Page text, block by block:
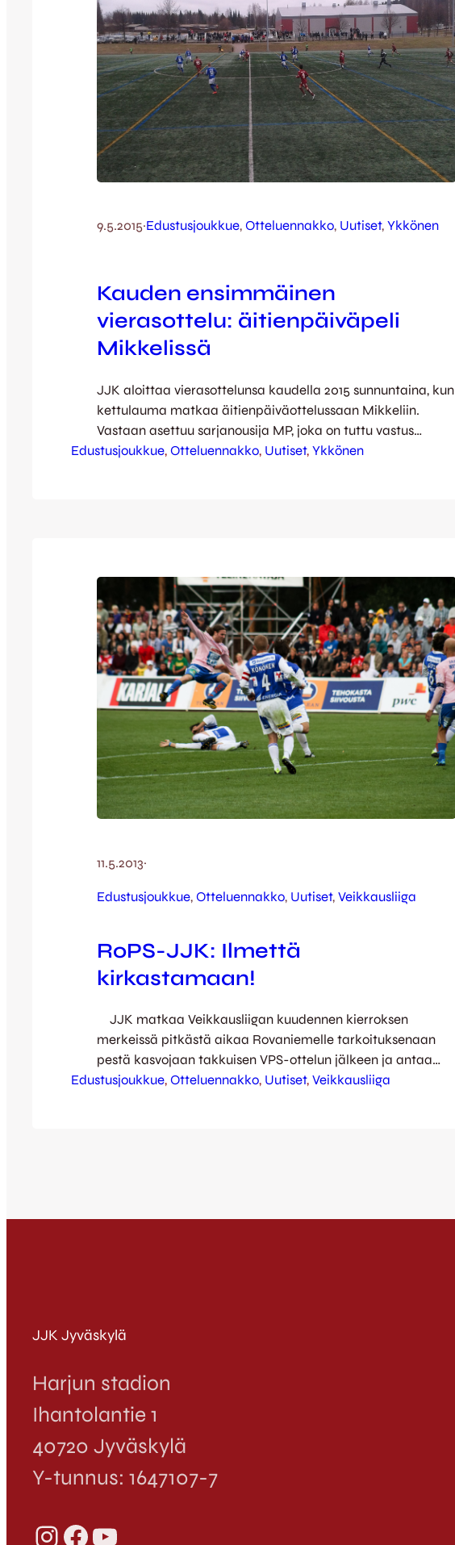
9.5.2015·Edustusjoukkue, Otteluennakko, Uutiset, Ykkönen
Kauden ensimmäinen
vierasottelu: äitienpäiväpeli
Mikkelissä
JJK aloittaa vierasottelunsa kaudella 2015 sunnuntaina, kun
kettulauma matkaa äitienpäiväottelussaan Mikkeliin.
Vastaan asettuu sarjanousija MP, joka on tuttu vastus
sarjakauden alla pelatusta harjoitusottelusta. Tuolloin
Edustusjoukkue, Otteluennakko, Uutiset, Ykkönen
11.5.2013·
Edustusjoukkue, Otteluennakko, Uutiset, Veikkausliiga
RoPS-JJK: Ilmettä
kirkastamaan!
JJK matkaa Veikkausliigan kuudennen kierroksen
merkeissä pitkästä aikaa Rovaniemelle tarkoituksenaan
pestä kasvojaan takkuisen VPS-ottelun jälkeen ja antaa
kaikille äideille lahja kolmen liigapisteen muodossa. JJK
Edustusjoukkue, Otteluennakko, Uutiset, Veikkausliiga
JJK Jyväskylä
Harjun stadion
Ihantolantie 1
40720 Jyväskylä
Y-tunnus: 1647107-7
InstagramFacebook YouTube